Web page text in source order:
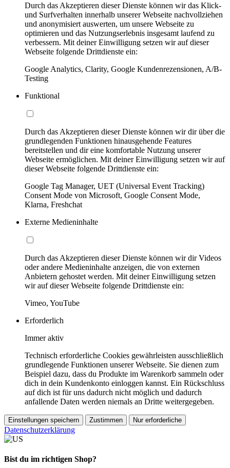
Durch das Akzeptieren dieser Dienste können wir das Klick-
und Surfverhalten innerhalb unserer Webseite nachvollziehen
und anonymisiert auswerten, um unsere Webseite zu
optimieren und das Nutzungserlebnis insgesamt laufend zu
verbessern. Mit deiner Einwilligung setzen wir auf dieser
Webseite folgende Drittdienste ein:
Google Analytics, Clarity, Google Kundenrezensionen, A/B-
Testing
Funktional
Durch das Akzeptieren dieser Dienste können wir dir über die
grundlegenden Funktionen hinausgehende Features
bereitstellen und dir eine komfortable Nutzung unserer
Webseite ermöglichen. Mit deiner Einwilligung setzen wir auf
dieser Webseite folgende Drittdienste ein:
Google Tag Manager, UET (Universal Event Tracking)
Consent Mode von Microsoft, Google Consent Mode,
Klarna, Freshchat
Externe Medieninhalte
Durch das Akzeptieren dieser Dienste können wir dir Videos
oder andere Medieninhalte anzeigen, die von externen
Anbietern gehostet werden. Mit deiner Einwilligung setzen
wir auf dieser Webseite folgende Drittdienste ein:
Vimeo, YouTube
Erforderlich
Immer aktiv
Technisch erforderliche Cookies gewährleisten ausschließlich
grundlegende Funktionen unserer Webseite. Sie dienen zum
Beispiel dazu, dass du Produkte im Warenkorb sammeln oder
dich in dein Kundenkonto einloggen kannst. Ein Rückschluss
auf dich ist für uns dadurch nicht möglich und dadurch
anfallende Daten werden niemals an Dritte weitergegeben.
Einstellungen speichern Zustimmen Nur erforderliche
Datenschutzerklärung
Bist du im richtigen Shop?